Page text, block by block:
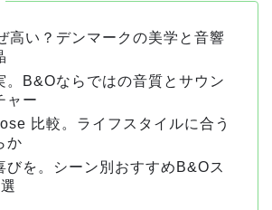
高い？デンマークの美学と音響
。B&Oならではの音質とサウン
ャー
比較。ライフスタイルに合う
か
びを。シーン別おすすめB&Oス